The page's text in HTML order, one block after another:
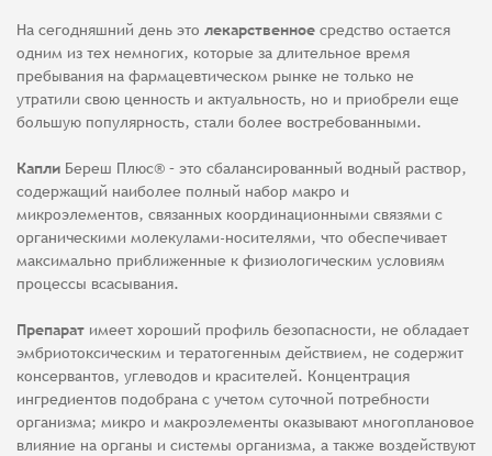
На сегодняшний день это лекарственное средство остается
одним из тех немногих, которые за длительное время
пребывания на фармацевтическом рынке не только не
утратили свою ценность и актуальность, но и приобрели еще
большую популярность, стали более востребованными.
Капли Береш Плюс® – это сбалансированный водный раствор,
содержащий наиболее полный набор макро и
микроэлементов, связанных координационными связями с
органическими молекулами-носителями, что обеспечивает
максимально приближенные к физиологическим условиям
процессы всасывания.
Препарат имеет хороший профиль безопасности, не обладает
эмбриотоксическим и тератогенным действием, не содержит
консервантов, углеводов и красителей. Концентрация
ингредиентов подобрана с учетом суточной потребности
организма; микро и макроэлементы оказывают многоплановое
влияние на органы и системы организма, а также воздействуют